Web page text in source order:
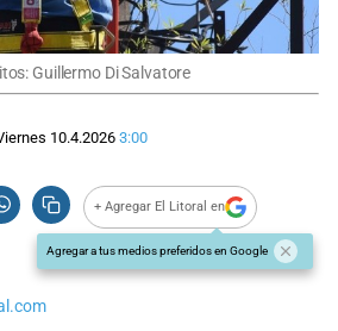
Guillermo Di Salvatore
10.4.2026 3:00
+ Agregar El Litoral en
Agregar a tus medios preferidos en Google